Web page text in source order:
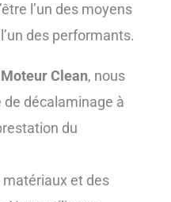
l’un des moyens
des performants.
Clean, nous
décalaminage à
du
matériaux et des